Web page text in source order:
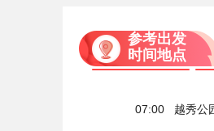
参考出发
时间地点
07:00 越秀公